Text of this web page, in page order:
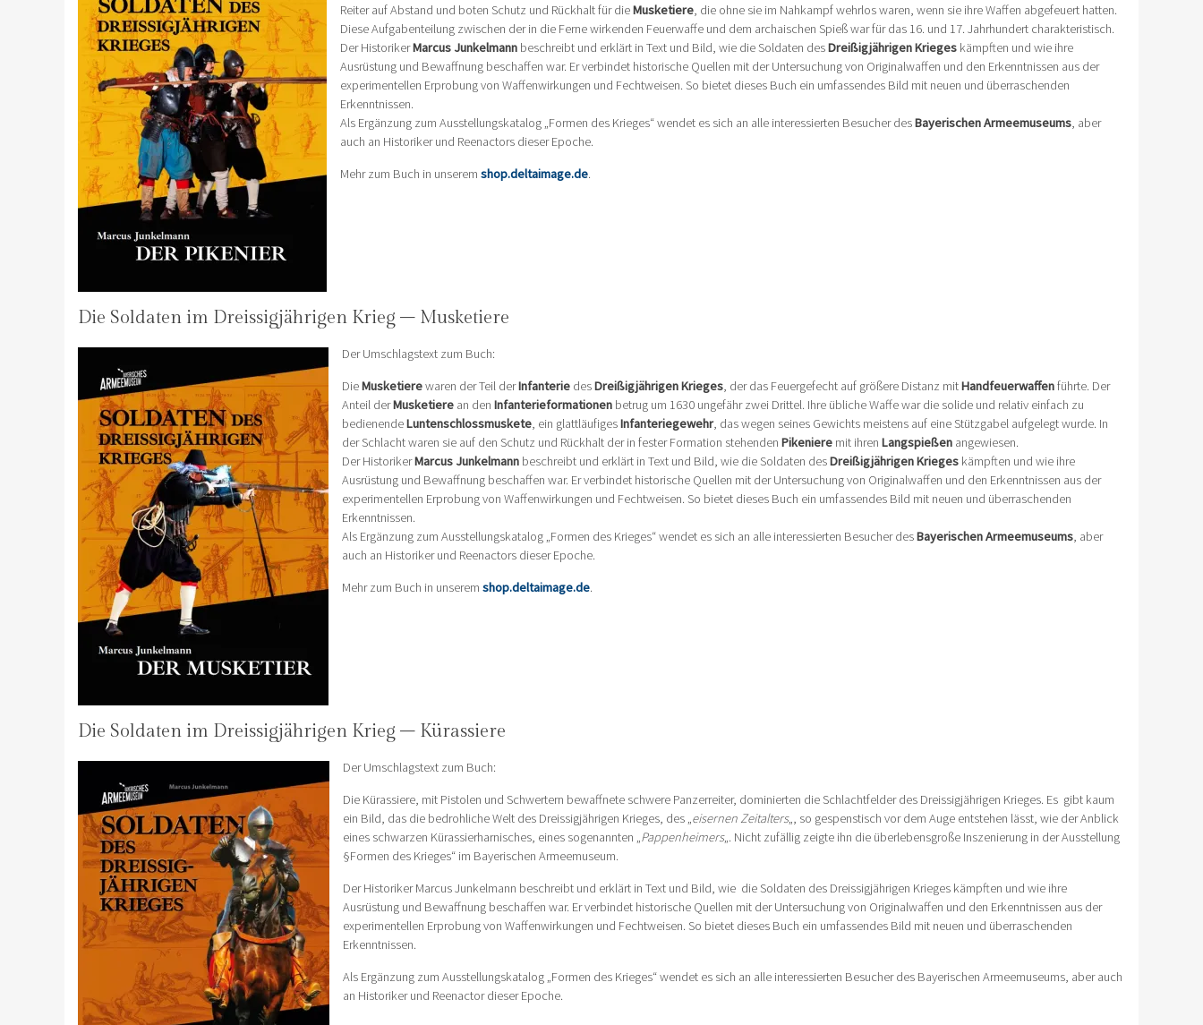
Reiter auf Abstand und boten Schutz und Rückhalt für dieMusketiere, die ohne sie im Nahkampf wehrlos waren, wenn sie ihre Waffen abgefeuert hatten.
Diese Aufgabenteilung zwischen der in die Ferne wirkenden Feuerwaffe und dem archaischen Spieß war für das 16. und 17. Jahrhundert charakteristisch.
Der HistorikerMarcus Junkelmann beschreibt und erklärt in Text und Bild, wie die Soldaten desDreißigjährigen Krieges kämpften und wie ihre
Ausrüstung und Bewaffnung beschaffen war. Er verbindet historische Quellen mit der Untersuchung von Originalwaffen und den Erkenntnissen aus der
experimentellen Erprobung von Waffenwirkungen und Fechtweisen. So bietet dieses Buch ein umfassendes Bild mit neuen und überraschenden
Erkenntnissen.
Als Ergänzung zum Ausstellungskatalog „Formen des Krieges“ wendet es sich an alle interessierten Besucher desBayerischen Armeemuseums, aber
auch an Historiker und Reenactors dieser Epoche.
Mehr zum Buch in unserem shop.deltaimage.de.
Die Soldaten im Dreissigjährigen Krieg – Musketiere
Der Umschlagstext zum Buch:
DieMusketierewaren der Teil derInfanterie desDreißigjährigen Krieges, der das Feuergefecht auf größere Distanz mitHandfeuerwaffenführte. Der
Anteil derMusketiere an den Infanterieformationen betrug um 1630 ungefähr zwei Drittel. Ihre übliche Waffe war die solide und relativ einfach zu
bedienendeLuntenschlossmuskete, ein glattläufigesInfanteriegewehr, das wegen seines Gewichts meistens auf eine Stützgabel aufgelegt wurde. In
der Schlacht waren sie auf den Schutz und Rückhalt der in fester Formation stehenden Pikeniere mit ihren Langspießen angewiesen.
Der HistorikerMarcus Junkelmann beschreibt und erklärt in Text und Bild, wie die Soldaten desDreißigjährigen Krieges kämpften und wie ihre
Ausrüstung und Bewaffnung beschaffen war. Er verbindet historische Quellen mit der Untersuchung von Originalwaffen und den Erkenntnissen aus der
experimentellen Erprobung von Waffenwirkungen und Fechtweisen. So bietet dieses Buch ein umfassendes Bild mit neuen und überraschenden
Erkenntnissen.
Als Ergänzung zum Ausstellungskatalog „Formen des Krieges“ wendet es sich an alle interessierten Besucher desBayerischen Armeemuseums, aber
auch an Historiker und Reenactors dieser Epoche.
Mehr zum Buch in unserem shop.deltaimage.de.
Die Soldaten im Dreissigjährigen Krieg – Kürassiere
Der Umschlagstext zum Buch:
Die Kürassiere, mit Pistolen und Schwertern bewaffnete schwere Panzerreiter, dominierten die Schlachtfelder des Dreissigjährigen Krieges. Es gibt kaum
ein Bild, das die bedrohliche Welt des Dreissigjährigen Krieges, des „eisernen Zeitalters„, so gespenstisch vor dem Auge entstehen lässt, wie der Anblick
eines schwarzen Kürassierharnisches, eines sogenannten „Pappenheimers„. Nicht zufällig zeigte ihn die überlebensgroße Inszenierung in der Ausstellung
§Formen des Krieges“ im Bayerischen Armeemuseum.
Der Historiker Marcus Junkelmann beschreibt und erklärt in Text und Bild, wie die Soldaten des Dreissigjährigen Krieges kämpften und wie ihre
Ausrüstung und Bewaffnung beschaffen war. Er verbindet historische Quellen mit der Untersuchung von Originalwaffen und den Erkenntnissen aus der
experimentellen Erprobung von Waffenwirkungen und Fechtweisen. So bietet dieses Buch ein umfassendes Bild mit neuen und überraschenden
Erkenntnissen.
Als Ergänzung zum Ausstellungskatalog „Formen des Krieges“ wendet es sich an alle interessierten Besucher des Bayerischen Armeemuseums, aber auch
an Historiker und Reenactor dieser Epoche.